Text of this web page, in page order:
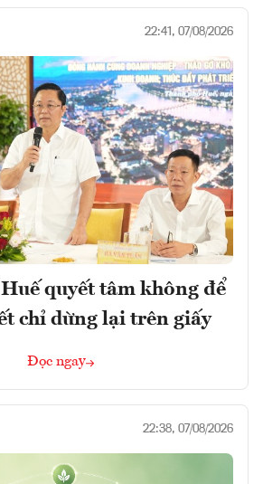
22:41, 07/08/2026
quyết tâm không để
chỉ dừng lại trên giấy
Đọc ngay
22:38, 07/08/2026